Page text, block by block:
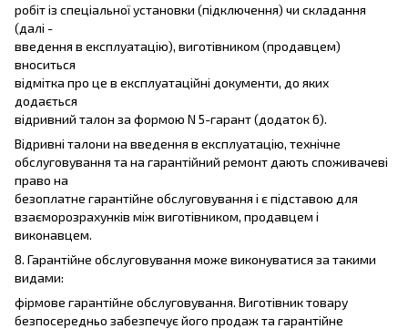
робіт із спеціальної установки (підключення) чи складання
(далі -
введення в експлуатацію), виготівником (продавцем)
вноситься
відмітка про це в експлуатаційні документи, до яких
додається
відривний талон за формою N 5-гарант (додаток 6).
Відривні талони на введення в експлуатацію, технічне
обслуговування та на гарантійний ремонт дають споживачеві
право на
безоплатне гарантійне обслуговування і є підставою для
взаєморозрахунків між виготівником, продавцем і
виконавцем.
8. Гарантійне обслуговування може виконуватися за такими
видами:
фірмове гарантійне обслуговування. Виготівник товару
безпосередньо забезпечує його продаж та гарантійне